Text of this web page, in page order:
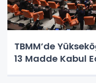
TBMM’de
13 Madde Kabul